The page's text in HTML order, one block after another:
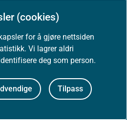
(cookies)
for å gjøre nettsiden
Vi lagrer aldri
deg som person.
Tilpass
(uustatus.no)